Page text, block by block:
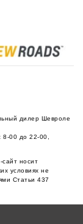
дилер Шевроле
00 до 22-00,
носит
условиях не
Статьи 437